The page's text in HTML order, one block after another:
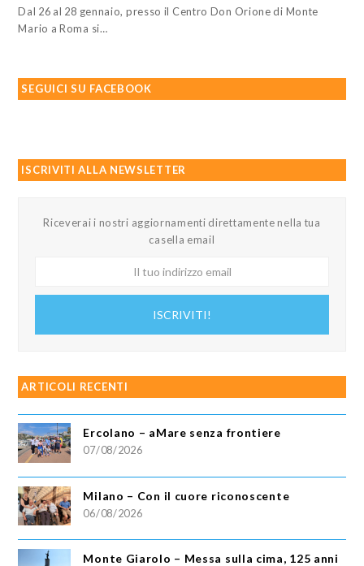
Dal 26 al 28 gennaio, presso il Centro Don Orione di Monte
Mario a Roma si…
SEGUICI SU FACEBOOK
ISCRIVITI ALLA NEWSLETTER
Riceverai i nostri aggiornamenti direttamente nella tua
casella email
ISCRIVITI!
ARTICOLI RECENTI
Ercolano – aMare senza frontiere
07/08/2026
Milano – Con il cuore riconoscente
06/08/2026
Monte Giarolo – Messa sulla cima, 125 anni